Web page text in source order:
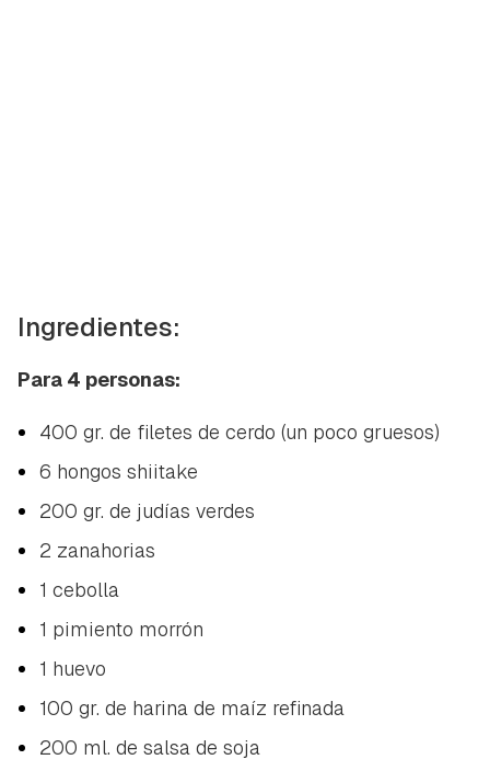
Ingredientes:
Para 4 personas:
400 gr. de filetes de cerdo (un poco gruesos)
6 hongos shiitake
200 gr. de judías verdes
2 zanahorias
1 cebolla
1 pimiento morrón
1 huevo
100 gr. de harina de maíz refinada
200 ml. de salsa de soja